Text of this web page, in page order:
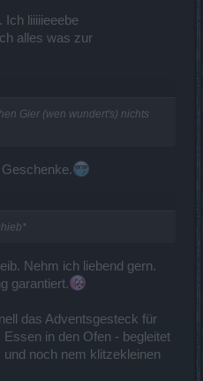
Ich liiiiieeebe
alles was zur
Gier (wen wundert's) nichts
Nehm ich liebend gern.
garantiert.
das Adventsgesteck für
in den Ofen - begleitet
noch nem klitzekleinen